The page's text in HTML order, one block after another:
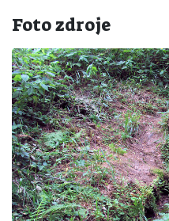
Foto zdroje